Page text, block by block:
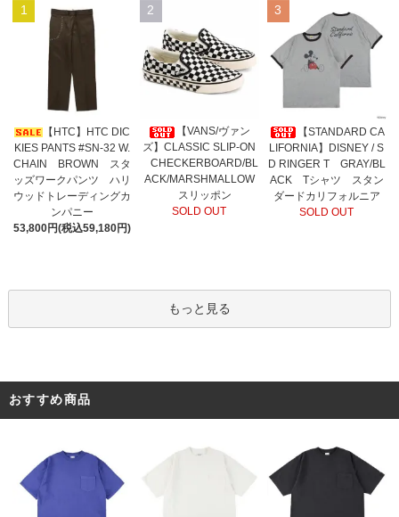
1
【HTC】HTC DIC
KIES PANTS #SN-32 W.
CHAIN BROWN スタ
ッズワークパンツ ハリ
ウッドトレーディングカ
ンパニー
53,800円(税込59,180円)
2
【VANS/ヴァン
ズ】CLASSIC SLIP-ON
CHECKERBOARD/BL
ACK/MARSHMALLOW
スリッポン
SOLD OUT
3
【STANDARD CA
LIFORNIA】DISNEY / S
D RINGER T GRAY/BL
ACK Tシャツ スタン
ダードカリフォルニア
SOLD OUT
もっと見る
おすすめ商品